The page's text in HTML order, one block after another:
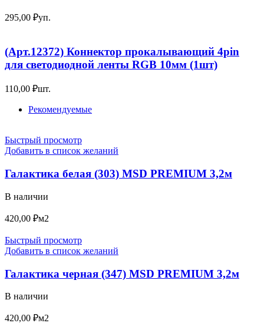
295,00 ₽уп.
(Арт.12372) Коннектор прокалывающий 4pin
для светодиодной ленты RGB 10мм (1шт)
110,00 ₽шт.
Рекомендуемые
Быстрый просмотр
Добавить в список желаний
Галактика белая (303) MSD PREMIUM 3,2м
В наличии
420,00 ₽м2
Быстрый просмотр
Добавить в список желаний
Галактика черная (347) MSD PREMIUM 3,2м
В наличии
420,00 ₽м2